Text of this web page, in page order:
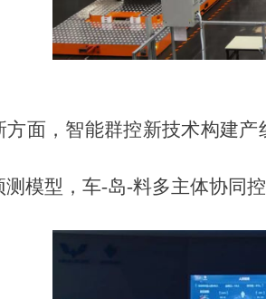
方面，智能群控新技术构建
测模型，车-岛-料多主体协同